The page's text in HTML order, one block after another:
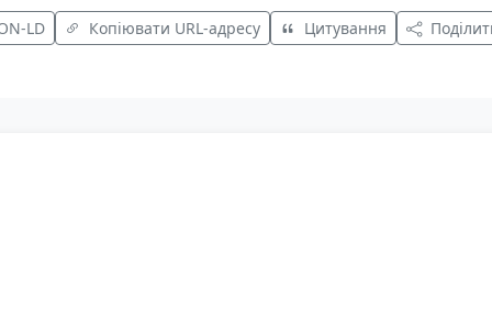
LD Копіювати URL-адресу Цитування